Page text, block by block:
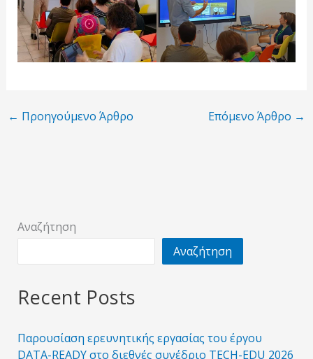
← Προηγούμενο Άρθρο Επόμενο Άρθρο →
Αναζήτηση
Αναζήτηση
Recent Posts
Παρουσίαση ερευνητικής εργασίας του έργου
DATA-READY στο διεθνές συνέδριο TECH-EDU 2026